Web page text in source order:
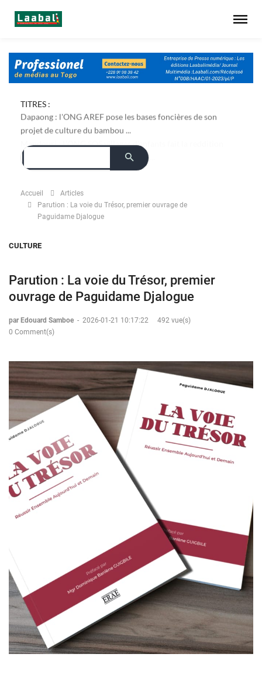
TITRES :
Dapaong : l'ONG AREF pose les bases foncières de son
projet de culture du bambou ...
Accueil
Articles
Parution : La voie du Trésor, premier ouvrage de
Paguidame Djalogue
CULTURE
Parution : La voie du Trésor, premier
ouvrage de Paguidame Djalogue
par Edouard Samboe - 2026-01-21 10:17:22
492 vue(s)
0 Comment(s)